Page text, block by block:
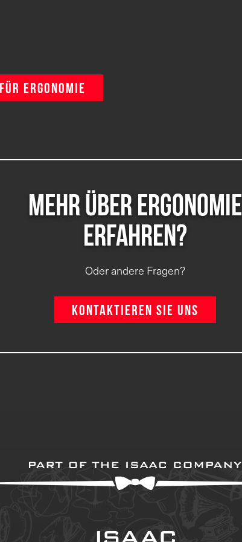
ERGONOMIE
Mehr über Ergonomie
erfahren?
Oder andere Fragen?
Kontaktieren Sie uns